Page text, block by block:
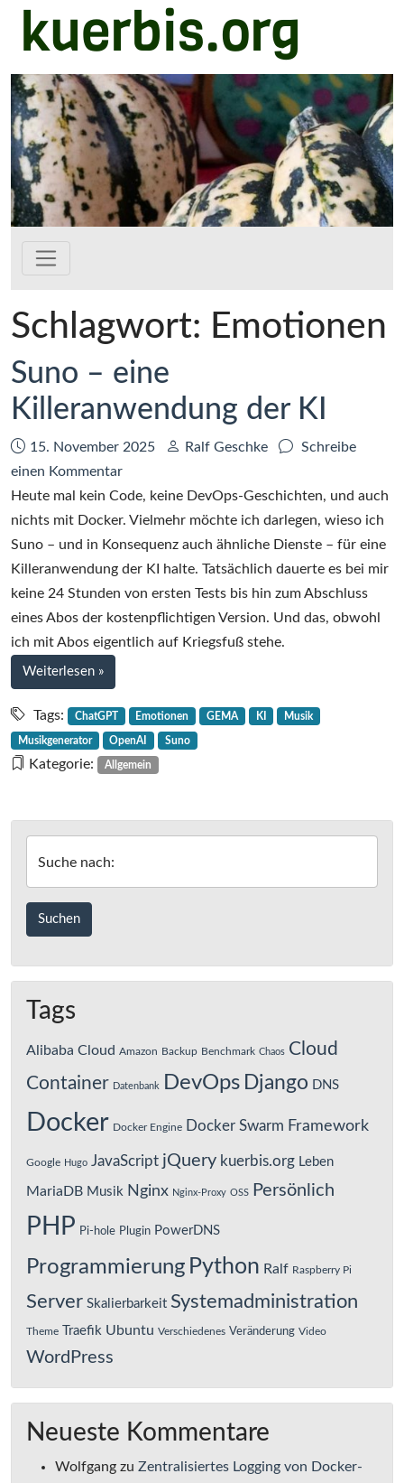
Zum Hauptinhalt springen
kuerbis.org
Schlagwort: Emotionen
Suno – eine
Killeranwendung der KI
Datum:
15. November 2025 Autor:
Ralf Geschke
Schreibe
einen Kommentarzu
Suno
–
eine
Killeranwendung
der
KI
Heute mal kein Code, keine DevOps-Geschichten, und auch
nichts mit Docker. Vielmehr möchte ich darlegen, wieso ich
Suno – und in Konsequenz auch ähnliche Dienste – für eine
Killeranwendung der KI halte. Tatsächlich dauerte es bei mir
keine 24 Stunden von ersten Tests bis hin zum Abschluss
eines Abos der kostenpflichtigen Version. Und das, obwohl
ich mit Abos eigentlich auf Kriegsfuß stehe.
Weiterlesen bei
Suno
–
eine
Killeranwendung
»
Tags: ChatGPT Emotionen GEMA KI Musik
Musikgenerator OpenAI Suno
Kategorie: Allgemein
Suche nach:
Tags
Alibaba Cloud Amazon Backup Benchmark Chaos Cloud
Container Datenbank DevOps Django DNS
Docker Docker Engine Docker Swarm Framework
Google Hugo JavaScript jQuery kuerbis.org Leben
MariaDB Musik Nginx Nginx-Proxy OSS Persönlich
PHP Pi-hole Plugin PowerDNS
Programmierung Python Ralf Raspberry Pi
Server Skalierbarkeit Systemadministration
Theme Traefik Ubuntu Verschiedenes Veränderung Video
WordPress
Neueste Kommentare
Wolfgang zu Zentralisiertes Logging von Docker-